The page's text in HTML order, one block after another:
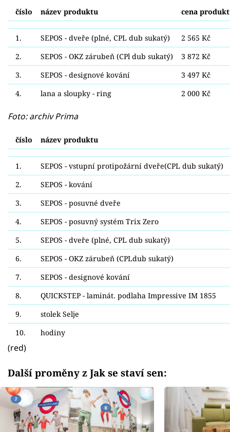
číslo název produktu cena
1. SEPOS - dveře (plné, CPL dub sukatý)
2 565 Kč
2.
SEPOS - OKZ zárubeň (CPl dub sukatý)
3 872 Kč
3.
SEPOS - designové kování
3 497 Kč
4.
lana a sloupky - ring 2 000 Kč
Foto: archiv Prima
číslo název produktu
1.
SEPOS - vstupní protipožární dveře(CPL dub sukatý)
2.
SEPOS - kování
3.
SEPOS - posuvné dveře
4.
SEPOS - posuvný systém Trix Zero
5.
SEPOS - dveře (plné, CPL dub sukatý)
6.
SEPOS - OKZ zárubeň (CPLdub sukatý)
7.
SEPOS - designové kování
8.
QUICKSTEP - laminát. podlaha Impressive IM 1855
9.
stolek Selje
10.
hodiny
(red)
Další proměny z Jak se staví sen: